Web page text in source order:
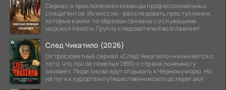
Сериал о приключениях команды профессиональных
спецагентов. Их миссия - расследовать преступления,
которые каким-то образом связаны со служащими
морской пехоты. Группу следователей возглавляет
След Чикатило (2026)
Остросюжетный сериал «След Чикатило» начинается с
того, что после тяжёлых 1990-х страна понемногу
оживает. Люди снова едут отдыхать к Чёрному морю. Но
на пути к курортам путешественников подстерегают